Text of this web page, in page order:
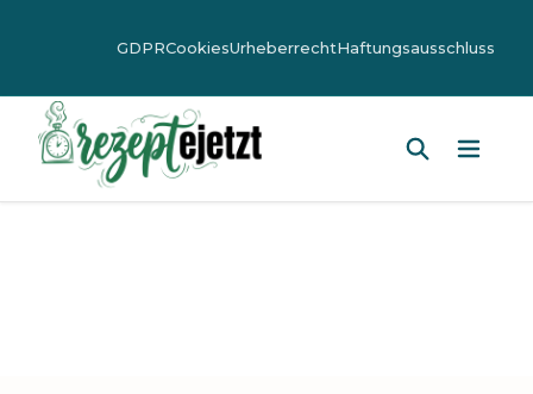
GDPRCookiesUrheberrechtHaftungsausschluss